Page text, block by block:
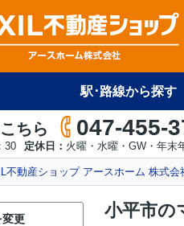
駅･路線から探す
ちら 047-455-
30 定休日： 火曜・水曜・GW・年末
不動産ショップ アースホーム 株式会
小平市の
変更